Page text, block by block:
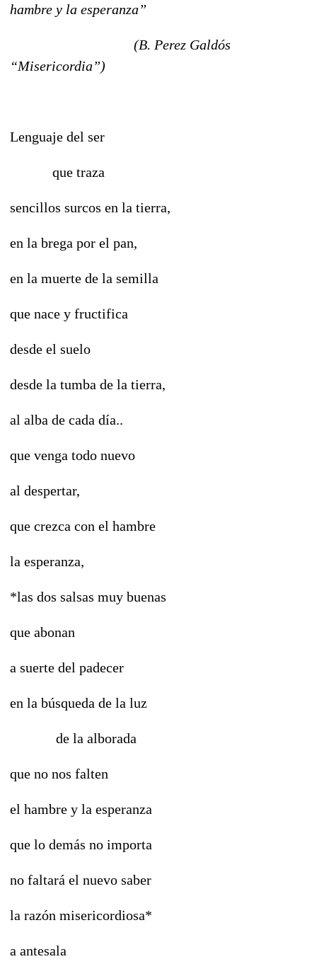
hambre y la esperanza”
(B. Perez Galdós
“Misericordia”)
Lenguaje del ser
que traza
sencillos surcos en la tierra,
en la brega por el pan,
en la muerte de la semilla
que nace y fructifica
desde el suelo
desde la tumba de la tierra,
al alba de cada día..
que venga todo nuevo
al despertar,
que crezca con el hambre
la esperanza,
*las dos salsas muy buenas
que abonan
a suerte del padecer
en la búsqueda de la luz
de la alborada
que no nos falten
el hambre y la esperanza
que lo demás no importa
no faltará el nuevo saber
la razón misericordiosa*
a antesala